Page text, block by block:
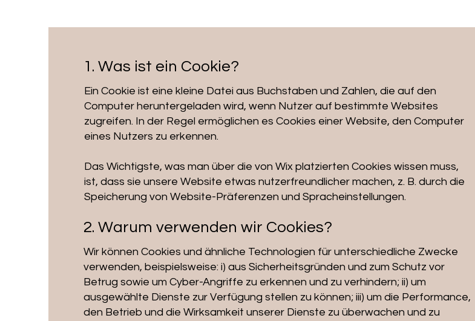
1. Was ist ein Cookie?
Ein Cookie ist eine kleine Datei aus Buchstaben und Zahlen, die auf den
Computer heruntergeladen wird, wenn Nutzer auf bestimmte Websites
zugreifen. In der Regel ermöglichen es Cookies einer Website, den Computer
eines Nutzers zu erkennen.
Das Wichtigste, was man über die von Wix platzierten Cookies wissen muss,
ist, dass sie unsere Website etwas nutzerfreundlicher machen, z. B. durch die
Speicherung von Website-Präferenzen und Spracheinstellungen.
2. Warum verwenden wir Cookies?
Wir können Cookies und ähnliche Technologien für unterschiedliche Zwecke
verwenden, beispielsweise: i) aus Sicherheitsgründen und zum Schutz vor
Betrug sowie um Cyber-Angriffe zu erkennen und zu verhindern; ii) um
ausgewählte Dienste zur Verfügung stellen zu können; iii) um die Performance,
den Betrieb und die Wirksamkeit unserer Dienste zu überwachen und zu